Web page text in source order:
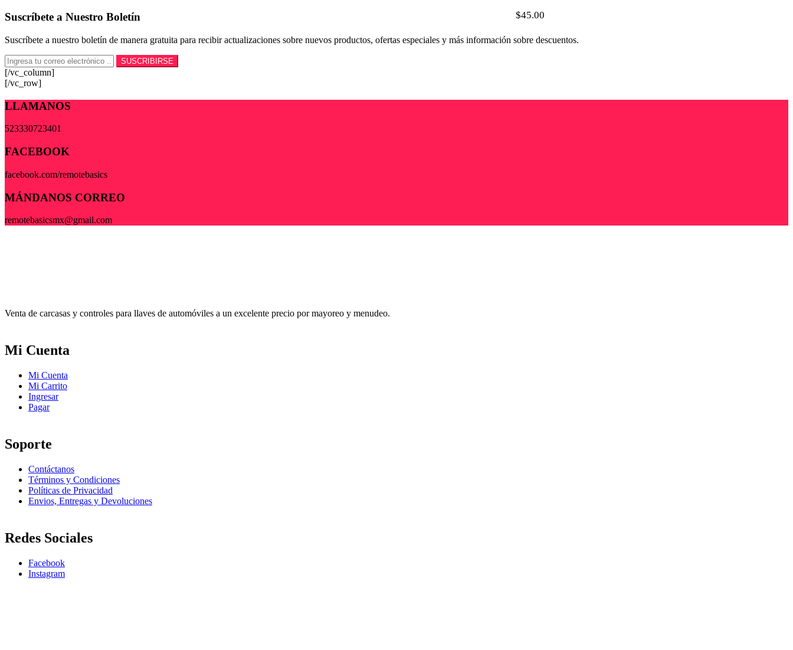
$45.00
Suscríbete a Nuestro Boletín
Suscríbete a nuestro boletín de manera gratuita para recibir actualizaciones sobre nuevos productos, ofertas especiales y más información sobre descuentos.
[/vc_column]
[/vc_row]
LLAMANOS
523330723401
FACEBOOK
facebook.com/remotebasics
MÁNDANOS CORREO
remotebasicsmx@gmail.com
Venta de carcasas y controles para llaves de automóviles a un excelente precio por mayoreo y menudeo.
Mi Cuenta
Mi Cuenta
Mi Carrito
Ingresar
Pagar
Soporte
Contáctanos
Términos y Condiciones
Políticas de Privacidad
Envios, Entregas y Devoluciones
Redes Sociales
Facebook
Instagram